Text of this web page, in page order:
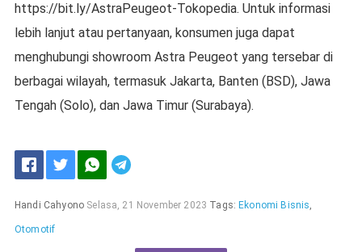
https://bit.ly/AstraPeugeot-Tokopedia. Untuk informasi
lebih lanjut atau pertanyaan, konsumen juga dapat
menghubungi showroom Astra Peugeot yang tersebar di
berbagai wilayah, termasuk Jakarta, Banten (BSD), Jawa
Tengah (Solo), dan Jawa Timur (Surabaya).
Handi Cahyono Selasa, 21 November 2023 Tags: Ekonomi Bisnis,
Otomotif